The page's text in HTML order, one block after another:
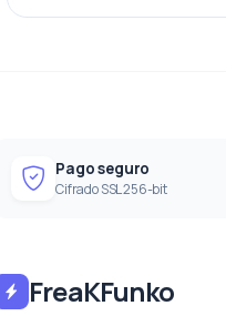
Pago seguro
Cifrado SSL 256-bit
FreaKFunko